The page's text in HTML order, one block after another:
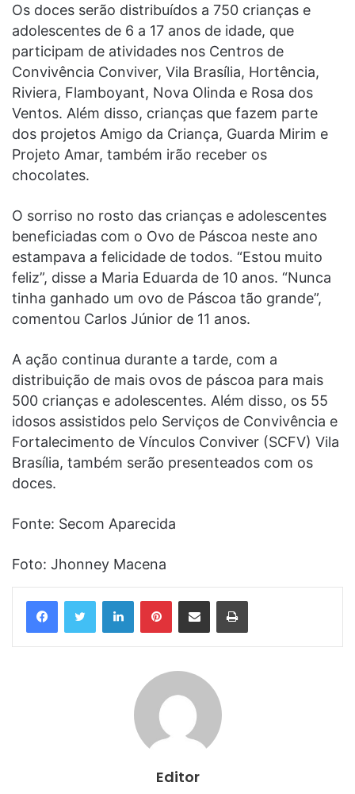
Os doces serão distribuídos a 750 crianças e
adolescentes de 6 a 17 anos de idade, que
participam de atividades nos Centros de
Convivência Conviver, Vila Brasília, Hortência,
Riviera, Flamboyant, Nova Olinda e Rosa dos
Ventos. Além disso, crianças que fazem parte
dos projetos Amigo da Criança, Guarda Mirim e
Projeto Amar, também irão receber os
chocolates.
O sorriso no rosto das crianças e adolescentes
beneficiadas com o Ovo de Páscoa neste ano
estampava a felicidade de todos. “Estou muito
feliz”, disse a Maria Eduarda de 10 anos. “Nunca
tinha ganhado um ovo de Páscoa tão grande”,
comentou Carlos Júnior de 11 anos.
A ação continua durante a tarde, com a
distribuição de mais ovos de páscoa para mais
500 crianças e adolescentes. Além disso, os 55
idosos assistidos pelo Serviços de Convivência e
Fortalecimento de Vínculos Conviver (SCFV) Vila
Brasília, também serão presenteados com os
doces.
Fonte: Secom Aparecida
Foto: Jhonney Macena
LinkedinPinterestCompartilhar via e-mail Imprimir
Editor